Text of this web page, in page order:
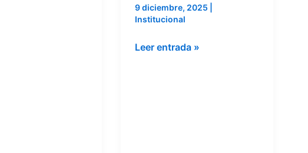
9 diciembre, 2025
Institucional
clínico
de
precisión?
Leer entrada »